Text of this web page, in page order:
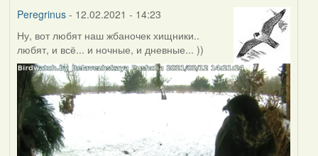
Peregrinus- 12.02.2021 - 14:23
Ну, вот любят наш жбаночек хищники..
любят, и всё... и ночные, и дневные... ))